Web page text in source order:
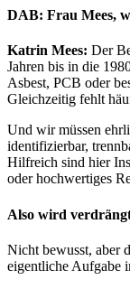
DAB: Frau Mees,
Katrin Mees: Der
Jahren bis in die
Asbest, PCB oder
Gleichzeitig fehlt
Und wir müssen
identifizierbar,
Hilfreich sind hier
oder hochwertiges
Also wird
Nicht bewusst, aber
eigentliche Aufgabe